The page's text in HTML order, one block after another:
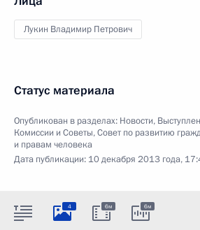
Лукин Владимир Петрович
Статус материала
Опубликован в разделах: Новости,
Комиссии и Советы,Совет по развитию
и правам человека
Дата публикации: 10 декабря 2013 года,
4 6м 6м